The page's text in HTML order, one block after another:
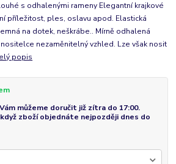
s odhalenými rameny Elegantní krajkové
příležitost, ples, oslavu apod. Elastická
na dotek, neškrábe.. Mírně odhalená
nezaměnitelný vzhled. Lze však nosit
popis
můžeme doručit již zítra do 17:00.
zboží objednáte nejpozději dnes do